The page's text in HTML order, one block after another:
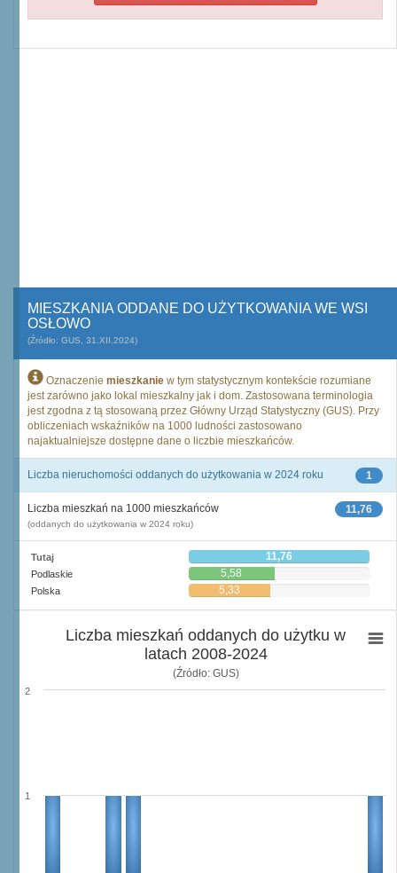
MIESZKANIA ODDANE DO UŻYTKOWANIA WE WSI
OSŁOWO
(Źródło: GUS, 31.XII.2024)
Oznaczenie mieszkanie w tym statystycznym kontekście rozumiane
jest zarówno jako lokal mieszkalny jak i dom. Zastosowana terminologia
jest zgodna z tą stosowaną przez Główny Urząd Statystyczny (GUS). Przy
obliczeniach wskaźników na 1000 ludności zastosowano
najaktualniejsze dostępne dane o liczbie mieszkańców.
1
Liczba nieruchomości oddanych do użytkowania w 2024 roku
11,76
Liczba mieszkań na 1000 mieszkańców
(oddanych do użytkowania w 2024 roku)
Tutaj 11,76
Podlaskie 5,58
Polska 5,33
Liczba mieszkań oddanych do użytku w
latach 2008-2024
(Źródło: GUS)
1
2